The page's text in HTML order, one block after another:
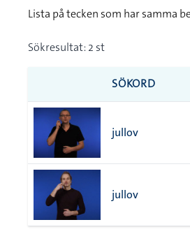
Lista på tecken som har samma
Sökresultat: 2 st
SÖKORD
jullov
jullov